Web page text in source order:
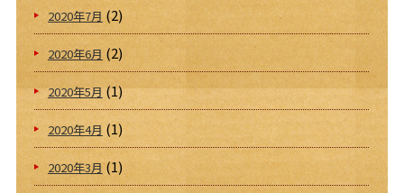
2020年7月 (2)
2020年6月 (2)
2020年5月(1)
2020年4月 (1)
2020年3月(1)